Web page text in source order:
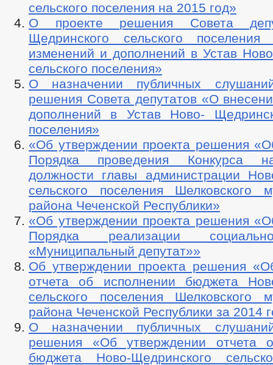
сельского поселения на 2015 год»
О проекте решения Совета
Щедринского сельского
изменений и дополнений в Устав
сельского поселения»
О назначении публичных
решения Совета депутатов «О
дополнений в Устав Ново-
поселения»
«Об утверждении проекта решения
Порядка проведения Конкурса
должности главы администрации
сельского поселения Шелковского
района Чеченской Республики»
«Об утверждении проекта решения
Порядка реализации
«Муниципальный депутат»»
Об утверждении проекта решения
отчета об исполнении бюджета
сельского поселения Шелковского
района Чеченской Республики за 2014
О назначении публичных
решения «Об утверждении отчета
бюджета Ново-Щедринского